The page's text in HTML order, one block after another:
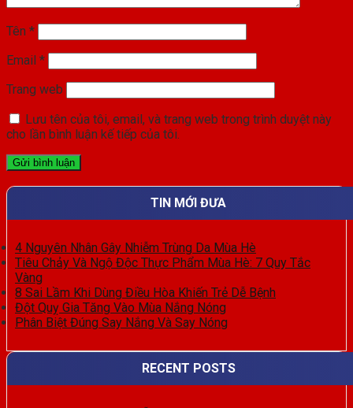
Tên *
Email *
Trang web
Lưu tên của tôi, email, và trang web trong trình duyệt này
cho lần bình luận kế tiếp của tôi.
TIN MỚI ĐƯA
4 Nguyên Nhân Gây Nhiễm Trùng Da Mùa Hè
Tiêu Chảy Và Ngộ Độc Thực Phẩm Mùa Hè: 7 Quy Tắc
Vàng
8 Sai Lầm Khi Dùng Điều Hòa Khiến Trẻ Dễ Bệnh
Đột Quỵ Gia Tăng Vào Mùa Nắng Nóng
Phân Biệt Đúng Say Nắng Và Say Nóng
RECENT POSTS